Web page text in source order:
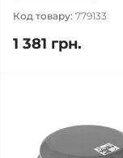
Код товару: 779133
1 381 грн.